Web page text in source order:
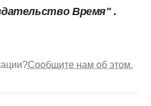
Время" .
Сообщите нам об этом.